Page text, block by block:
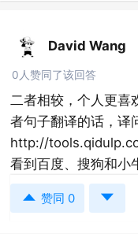
David Wang
0人赞同了该回答
二者相较，个人更喜
者句子翻译的话，译
http://
看到百度、搜狗和小
 赞同 0 